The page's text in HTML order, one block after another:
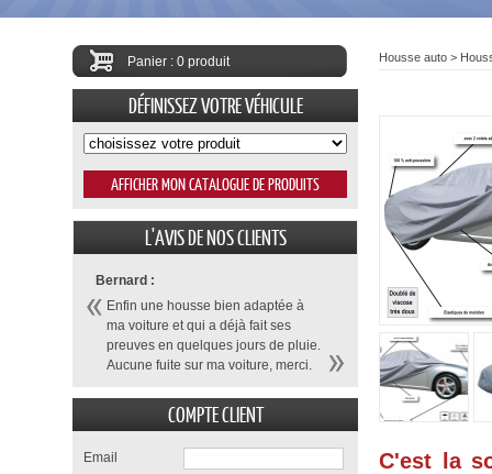
Housse auto >
C'est la
Panier : 0 produit
DÉFINISSEZ VOTRE VÉHICULE
L'AVIS DE NOS CLIENTS
Bernard :
Enfin une housse bien adaptée à
ma voiture et qui a déjà fait ses
preuves en quelques jours de pluie.
Aucune fuite sur ma voiture, merci.
COMPTE CLIENT
Email